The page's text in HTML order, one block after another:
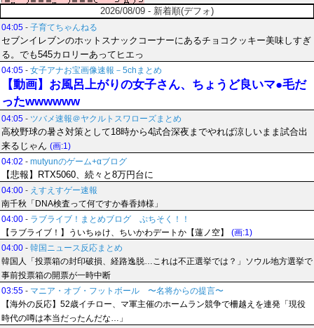
2026/08/09 - 新着順(デフォ)
04:05 - 子育てちゃんねる
セブンイレブンのホットスナックコーナーにあるチョコクッキー美味しすぎ
る。でも545カロリーあってヒエっ
04:05 - 女子アナお宝画像速報－5chまとめ
【動画】お風呂上がりの女子さん、ちょうど良いマ●毛だ
ったwwwwww
04:05 - ツバメ速報＠ヤクルトスワローズまとめ
高校野球の暑さ対策として18時から4試合深夜までやれば涼しいまま試合出
来るじゃん (画:1)
04:02 - mutyunのゲーム+αブログ
【悲報】RTX5060、続々と8万円台に
04:00 - えすえすゲー速報
南千秋「DNA検査って何ですか春香姉様」
04:00 - ラブライブ！まとめブログ ぷちそく！！
【ラブライブ！】ういちゅけ、ちいかわデートか【蓮ノ空】
(画:1)
04:00 - 韓国ニュース反応まとめ
韓国人「投票箱の封印破損、経路逸脱…これは不正選挙では？」ソウル地方選挙で
事前投票箱の開票が一時中断
03:55 - マニア・オブ・フットボール 〜名将からの提言〜
【海外の反応】52歳イチロー、マ軍主催のホームラン競争で柵越えを連発「現役
時代の噂は本当だったんだな…」